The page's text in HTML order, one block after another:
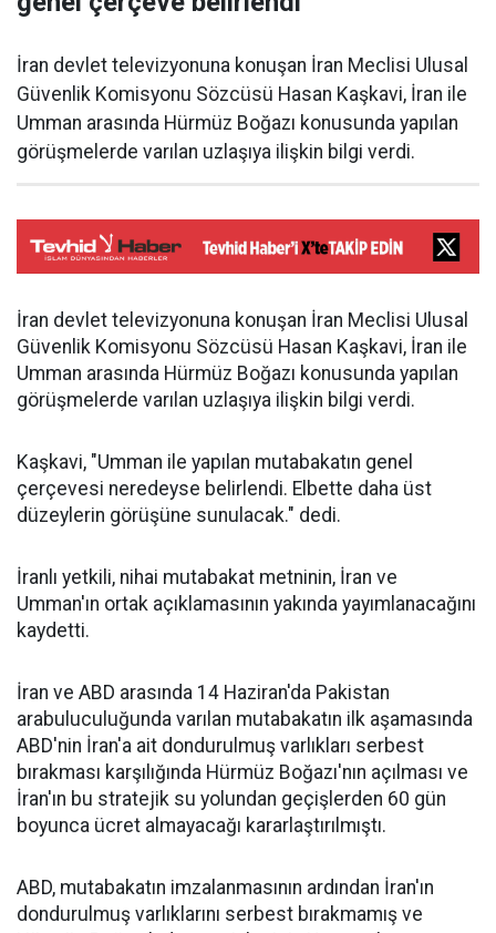
İran devlet televizyonuna konuşan İran Meclisi Ulusal
Güvenlik Komisyonu Sözcüsü Hasan Kaşkavi, İran ile
Umman arasında Hürmüz Boğazı konusunda yapılan
görüşmelerde varılan uzlaşıya ilişkin bilgi verdi.
İran devlet televizyonuna konuşan İran Meclisi Ulusal
Güvenlik Komisyonu Sözcüsü Hasan Kaşkavi, İran ile
Umman arasında Hürmüz Boğazı konusunda yapılan
görüşmelerde varılan uzlaşıya ilişkin bilgi verdi.
Kaşkavi, "Umman ile yapılan mutabakatın genel
çerçevesi neredeyse belirlendi. Elbette daha üst
düzeylerin görüşüne sunulacak." dedi.
İranlı yetkili, nihai mutabakat metninin, İran ve
Umman'ın ortak açıklamasının yakında yayımlanacağını
kaydetti.
İran ve ABD arasında 14 Haziran'da Pakistan
arabuluculuğunda varılan mutabakatın ilk aşamasında
ABD'nin İran'a ait dondurulmuş varlıkları serbest
bırakması karşılığında Hürmüz Boğazı'nın açılması ve
İran'ın bu stratejik su yolundan geçişlerden 60 gün
boyunca ücret almayacağı kararlaştırılmıştı.
ABD, mutabakatın imzalanmasının ardından İran'ın
dondurulmuş varlıklarını serbest bırakmamış ve